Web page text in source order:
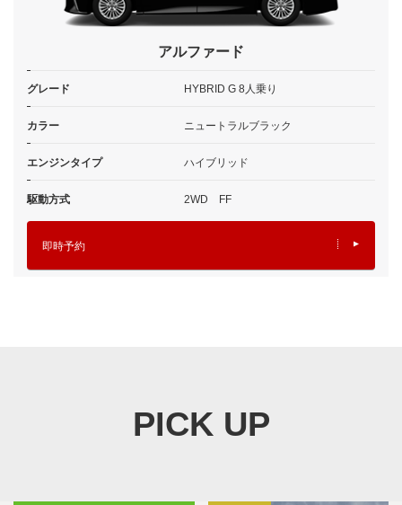
アルファード
グレード HYBRID G 8人乗り
カラー ニュートラルブラック
エンジンタイプ ハイブリッド
駆動方式 2WD FF
即時予約
PICK UP